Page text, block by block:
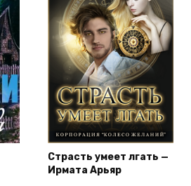
Страсть умеет лгать —
Ирмата Арьяр